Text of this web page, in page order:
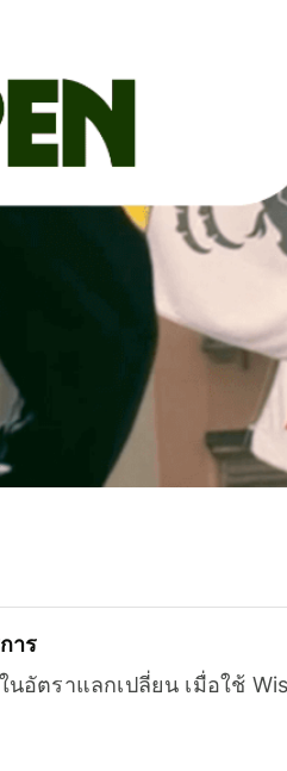
าร
อัตราแลกเปลี่ยน เมื่อใช้